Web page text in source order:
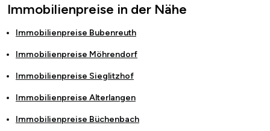
Immobilienpreise in der Nähe
Immobilienpreise Bubenreuth
Immobilienpreise Möhrendorf
Immobilienpreise Sieglitzhof
Immobilienpreise Alterlangen
Immobilienpreise Büchenbach